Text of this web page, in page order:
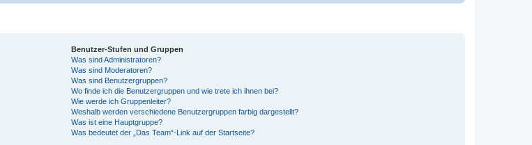
Benutzer-Stufen und Gruppen
Was sind Administratoren?
Was sind Moderatoren?
Was sind Benutzergruppen?
Wo finde ich die Benutzergruppen und wie trete ich ihnen bei?
Wie werde ich Gruppenleiter?
Weshalb werden verschiedene Benutzergruppen farbig dargestellt?
Was ist eine Hauptgruppe?
Was bedeutet der „Das Team“-Link auf der Startseite?